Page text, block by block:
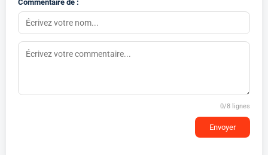
Commentaire de :
0/8 lignes
Envoyer